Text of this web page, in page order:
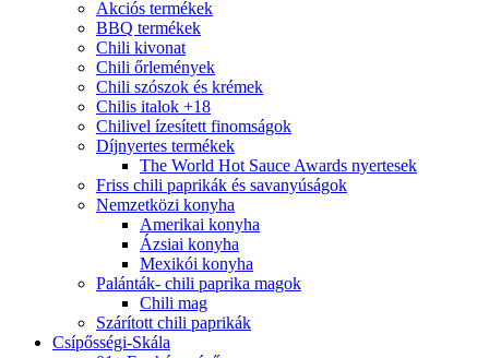
Akciós termékek
BBQ termékek
Chili kivonat
Chili őrlemények
Chili szószok és krémek
Chilis italok +18
Chilivel ízesített finomságok
Díjnyertes termékek
The World Hot Sauce Awards nyertesek
Friss chili paprikák és savanyúságok
Nemzetközi konyha
Amerikai konyha
Ázsiai konyha
Mexikói konyha
Palánták- chili paprika magok
Chili mag
Szárított chili paprikák
Csípősségi-Skála